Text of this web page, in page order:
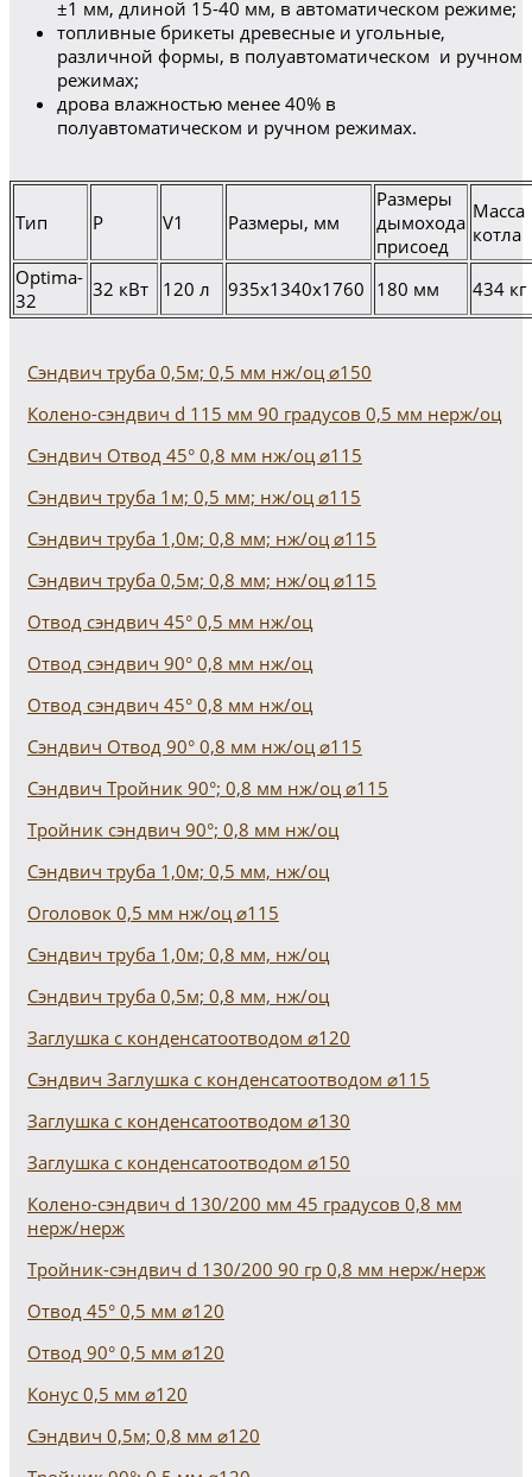
±1 мм, длиной 15-40 мм, в автоматическом режиме;
топливные брикеты древесные и угольные,
различной формы, в полуавтоматическом и ручном
режимах;
дрова влажностью менее 40% в
полуавтоматическом и ручном режимах.
Тип P V1 Размеры, мм
Размеры
дымохода
присоед
Масса
котла
Optima-
32
32 кВт 120 л 935x1340x1760 180 мм 434 кг
Сэндвич труба 0,5м; 0,5 мм нж/оц ⌀150
Колено-сэндвич d 115 мм 90 градусов 0,5 мм нерж/оц
Сэндвич Отвод 45° 0,8 мм нж/оц ⌀115
Сэндвич труба 1м; 0,5 мм; нж/оц ⌀115
Сэндвич труба 1,0м; 0,8 мм; нж/оц ⌀115
Сэндвич труба 0,5м; 0,8 мм; нж/оц ⌀115
Отвод сэндвич 45° 0,5 мм нж/оц
Отвод сэндвич 90° 0,8 мм нж/оц
Отвод сэндвич 45° 0,8 мм нж/оц
Сэндвич Отвод 90° 0,8 мм нж/оц ⌀115
Сэндвич Тройник 90°; 0,8 мм нж/оц ⌀115
Тройник сэндвич 90°; 0,8 мм нж/оц
Сэндвич труба 1,0м; 0,5 мм, нж/оц
Оголовок 0,5 мм нж/оц ⌀115
Сэндвич труба 1,0м; 0,8 мм, нж/оц
Сэндвич труба 0,5м; 0,8 мм, нж/оц
Заглушка с конденсатоотводом ⌀120
Сэндвич Заглушка с конденсатоотводом ⌀115
Заглушка с конденсатоотводом ⌀130
Заглушка с конденсатоотводом ⌀150
Колено-сэндвич d 130/200 мм 45 градусов 0,8 мм
нерж/нерж
Тройник-сэндвич d 130/200 90 гр 0,8 мм нерж/нерж
Отвод 45° 0,5 мм ⌀120
Отвод 90° 0,5 мм ⌀120
Конус 0,5 мм ⌀120
Сэндвич 0,5м; 0,8 мм ⌀120